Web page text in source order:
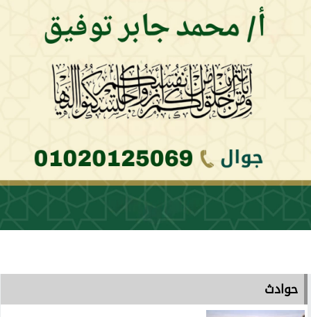
حوادث